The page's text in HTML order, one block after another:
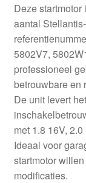
Deze
aantal
5802V7,
professioneel
betrouwbare en
De unit levert
met 1.8 16V,
Ideaal voor
startmotor
modificaties.